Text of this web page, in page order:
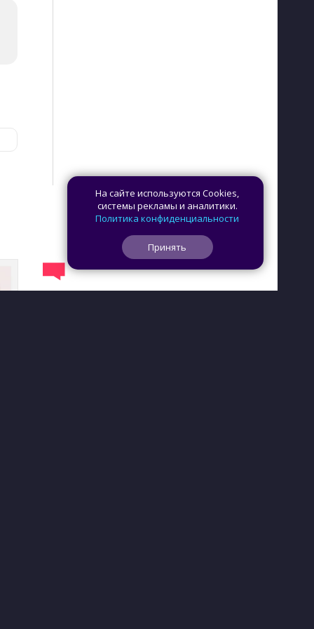
На сайте используются Cookies,
системы рекламы и аналитики.
Политика конфиденциальности
Принять